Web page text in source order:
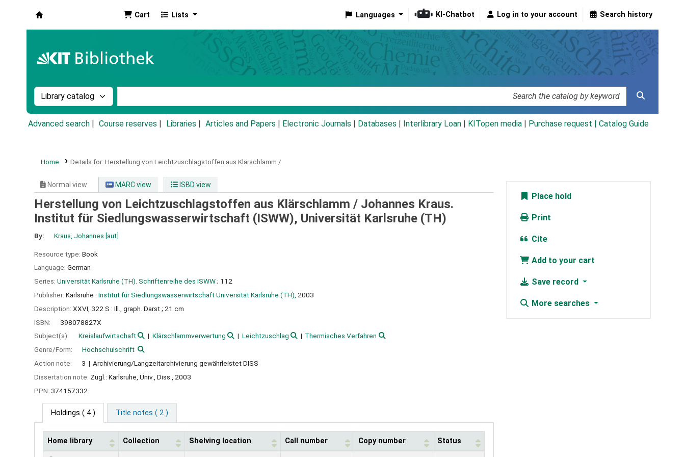
Cart Lists Languages KI-Chatbot Log in to your account Search history
Search the catalog by:
Advanced search Course reserves Libraries Articles and Papers Electronic Journals Databases Interlibrary Loan KITopen media Purchase request | Catalog Guide
Home Details for: Herstellung von Leichtzuschlagstoffen aus Klärschlamm /
Normal view MARC view ISBD view
Herstellung von Leichtzuschlagstoffen aus Klärschlamm / Johannes Kraus.
Institut für Siedlungswasserwirtschaft (ISWW), Universität Karlsruhe (TH)
By: Kraus, Johannes [aut]
Resource type: Book
Language: German
Series: Universität Karlsruhe (TH). Schriftenreihe des ISWW; 112
Publisher: Karlsruhe : Institut für Siedlungswasserwirtschaft Universität Karlsruhe (TH), 2003
Description: XXVI, 322 S : Ill., graph. Darst ; 21 cm
ISBN:
398078827X
Subject(s):
Kreislaufwirtschaft Klärschlammverwertung Leichtzuschlag
Thermisches Verfahren
Genre/Form:
Hochschulschrift
Action note:
3
Archivierung/Langzeitarchivierung gewährleistet DISS
Dissertation note: Zugl.: Karlsruhe, Univ., Diss., 2003
PPN: 374157332
Holdings ( 4 ) Title notes ( 2 )
Home library Collection Shelving location Call number Copy number Status
Place hold
Print
Cite
Add to your cart
Save record
More searches